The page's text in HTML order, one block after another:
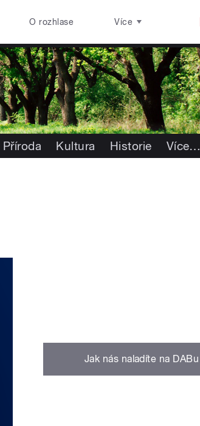
O rozhlase Více
Příroda Kultura Historie Více…
Jak nás naladíte na DABu